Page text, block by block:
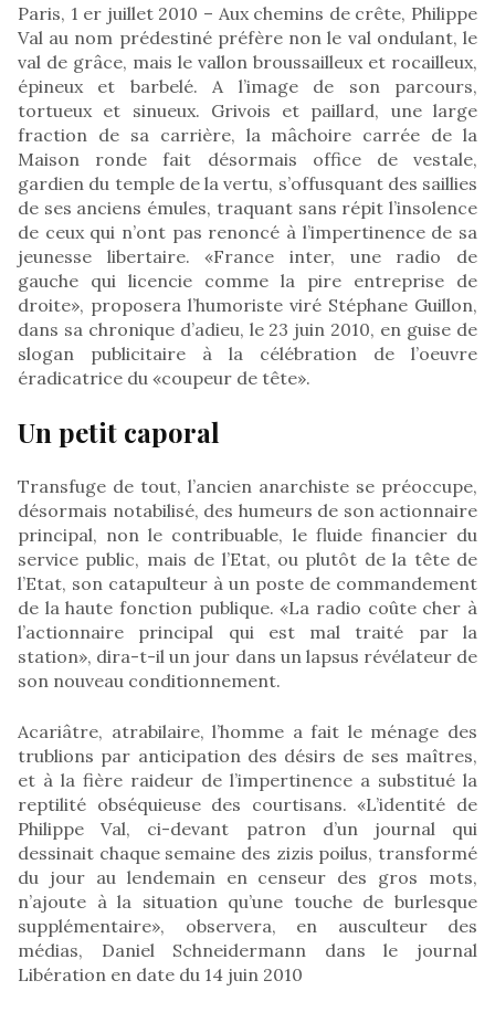
Paris, 1 er juillet 2010 – Aux chemins de crête, Philippe
Val au nom prédestiné préfère non le val ondulant, le
val de grâce, mais le vallon broussailleux et rocailleux,
épineux et barbelé. A l’image de son parcours,
tortueux et sinueux. Grivois et paillard, une large
fraction de sa carrière, la mâchoire carrée de la
Maison ronde fait désormais office de vestale,
gardien du temple de la vertu, s’offusquant des saillies
de ses anciens émules, traquant sans répit l’insolence
de ceux qui n’ont pas renoncé à l’impertinence de sa
jeunesse libertaire. «France inter, une radio de
gauche qui licencie comme la pire entreprise de
droite», proposera l’humoriste viré Stéphane Guillon,
dans sa chronique d’adieu, le 23 juin 2010, en guise de
slogan publicitaire à la célébration de l’oeuvre
éradicatrice du «coupeur de tête».
Un petit caporal
Transfuge de tout, l’ancien anarchiste se préoccupe,
désormais notabilisé, des humeurs de son actionnaire
principal, non le contribuable, le fluide financier du
service public, mais de l’Etat, ou plutôt de la tête de
l’Etat, son catapulteur à un poste de commandement
de la haute fonction publique. «La radio coûte cher à
l’actionnaire principal qui est mal traité par la
station», dira-t-il un jour dans un lapsus révélateur de
son nouveau conditionnement.
Acariâtre, atrabilaire, l’homme a fait le ménage des
trublions par anticipation des désirs de ses maîtres,
et à la fière raideur de l’impertinence a substitué la
reptilité obséquieuse des courtisans. «L’identité de
Philippe Val, ci-devant patron d’un journal qui
dessinait chaque semaine des zizis poilus, transformé
du jour au lendemain en censeur des gros mots,
n’ajoute à la situation qu’une touche de burlesque
supplémentaire», observera, en ausculteur des
médias, Daniel Schneidermann dans le journal
Libération en date du 14 juin 2010